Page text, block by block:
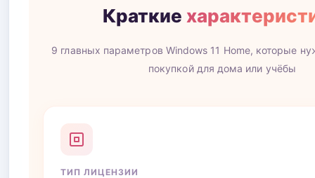
Краткие
9 главных параметров Windows 11 Home, которые
покупкой для дома или учёбы
ТИП ЛИЦЕНЗИИ